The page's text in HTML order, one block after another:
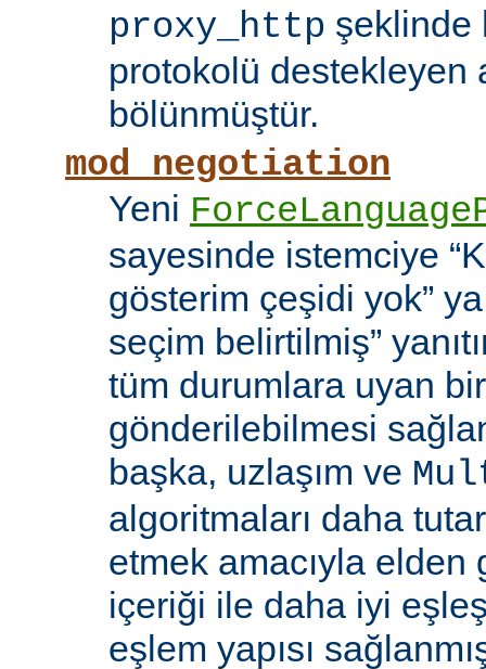
proxy_http şeklinde
protokolü destekleyen
bölünmüştür.
mod_negotiation
Yeni
sayesinde istemciye
gösterim çeşidi yok”
seçim belirtilmiş”
tüm durumlara uyan
gönderilebilmesi
başka, uzlaşım ve
algoritmaları daha
etmek amacıyla
içeriği ile daha iyi
eşlem yapısı